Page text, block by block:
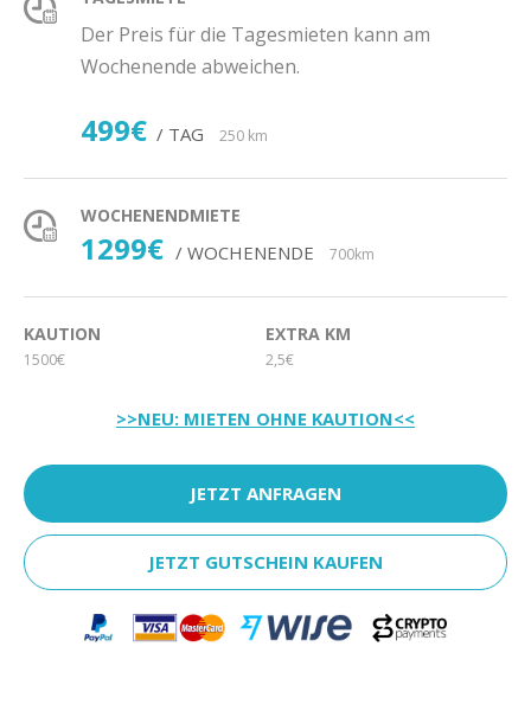
Der Preis für die Tagesmieten kann am
Wochenende abweichen.
499€ / TAG 250 km
WOCHENENDMIETE
1299€ / WOCHENENDE 700km
KAUTION
1500€
EXTRA KM
2,5€
>>NEU: MIETEN OHNE KAUTION<<
JETZT ANFRAGEN
JETZT GUTSCHEIN KAUFEN